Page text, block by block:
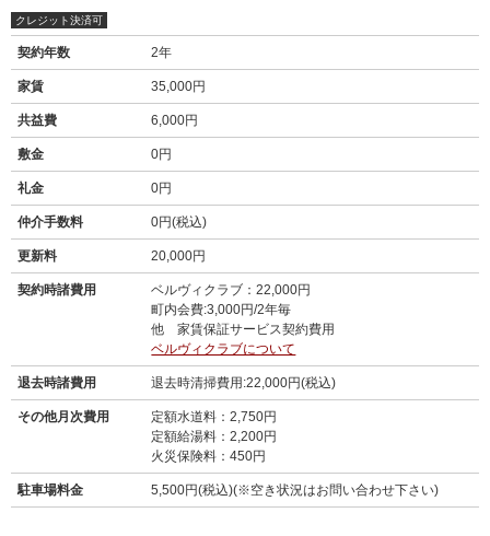
クレジット決済可
契約年数 2年
家賃 35,000円
共益費 6,000円
敷金 0円
礼金 0円
仲介手数料 0円(税込)
更新料 20,000円
契約時諸費用
ベルヴィクラブ：22,000円
町内会費:3,000円/2年毎
他 家賃保証サービス契約費用
ベルヴィクラブについて
退去時諸費用 退去時清掃費用:22,000円(税込)
その他月次費用
定額水道料：2,750円
定額給湯料：2,200円
火災保険料：450円
駐車場料金 5,500円(税込)(※空き状況はお問い合わせ下さい)